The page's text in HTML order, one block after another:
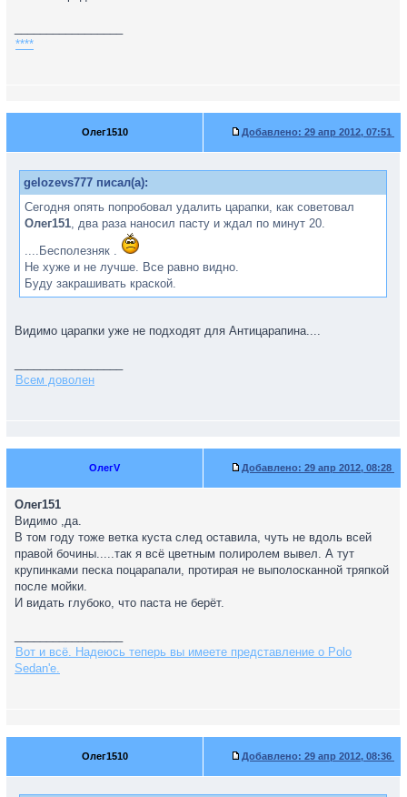
****
Олег1510 Добавлено: 29 апр 2012, 07:51
gelozevs777 писал(а):
Сегодня опять попробовал удалить царапки, как советовал
Олег151, два раза наносил пасту и ждал по минут 20.
....Бесполезняк .
Не хуже и не лучше. Все равно видно.
Буду закрашивать краской.
Видимо царапки уже не подходят для Антицарапина....
Всем доволен
ОлегV Добавлено: 29 апр 2012, 08:28
Олег151
Видимо ,да.
В том году тоже ветка куста след оставила, чуть не вдоль всей
правой бочины.....так я всё цветным полиролем вывел. А тут
крупинками песка поцарапали, протирая не выполосканной тряпкой
после мойки.
И видать глубоко, что паста не берёт.
Вот и всё. Надеюсь теперь вы имеете представление о Polo
Sedan'е.
Олег1510 Добавлено: 29 апр 2012, 08:36